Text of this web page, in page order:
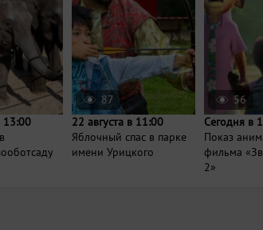
13:00
87
22 августа в 11:00
Яблочный спас в парке
имени Урицкого
56
Сегодня в
Показ
фильма
2»